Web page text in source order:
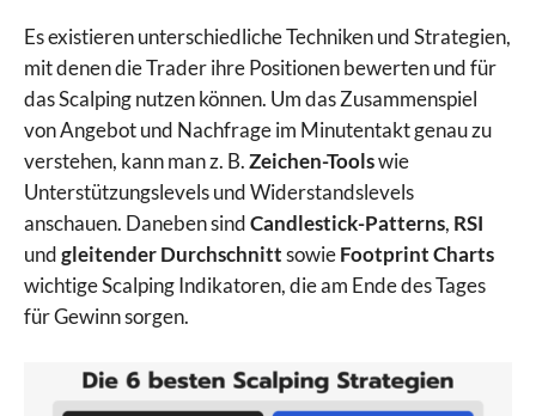
Es existieren unterschiedliche Techniken und Strategien,
mit denen die Trader ihre Positionen bewerten und für
das Scalping nutzen können. Um das Zusammenspiel
von Angebot und Nachfrage im Minutentakt genau zu
verstehen, kann man z. B.Zeichen-Toolswie
Unterstützungslevels und Widerstandslevels
anschauen. Daneben sindCandlestick-Patterns, RSI
undgleitender DurchschnittsowieFootprint Charts
wichtige Scalping Indikatoren, die am Ende des Tages
für Gewinn sorgen.